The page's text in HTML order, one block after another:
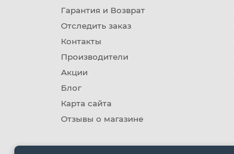
Гарантия и Возврат
Отследить заказ
Контакты
Производители
Акции
Блог
Карта сайта
Отзывы о магазине